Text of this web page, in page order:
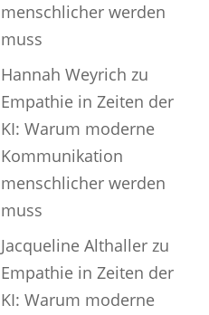
menschlicher werden
muss
Hannah Weyrich zu
Empathie in Zeiten der
KI: Warum moderne
Kommunikation
menschlicher werden
muss
Jacqueline Althaller zu
Empathie in Zeiten der
KI: Warum moderne